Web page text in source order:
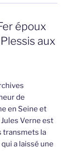
époux
aux
de
en Seine et
Verne est
transmets la
a laissé une